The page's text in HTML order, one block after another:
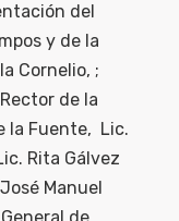
del
y de la
Cornelio, ;
de la
la Fuente, Lic.
Rita Gálvez
Manuel